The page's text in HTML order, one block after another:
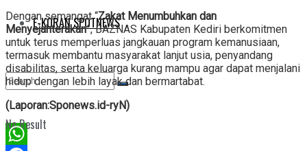
E-KORAN SPOTNEWS
No Result
Dengan semangat “Zakat Menumbuhkan dan
Menyejahterakan”, BAZNAS Kabupaten Kediri berkomitmen
untuk terus memperluas jangkauan program kemanusiaan,
termasuk membantu masyarakat lanjut usia, penyandang
disabilitas, serta keluarga kurang mampu agar dapat menjalani
hidup dengan lebih layak dan bermartabat.
(Laporan:Sponews.id-ryN)